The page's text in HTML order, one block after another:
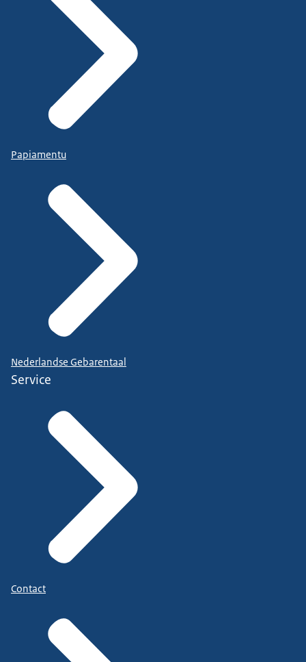
Papiamentu
Nederlandse Gebarentaal
Service
Contact